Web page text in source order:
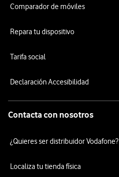
Comparador de móviles
Repara tu dispositivo
Tarifa social
Declaración Accesibilidad
Contacta con nosotros
¿Quieres ser distribuidor Vodafone?
Localiza tu tienda física